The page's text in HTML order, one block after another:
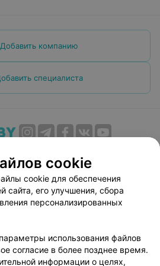
Добавить компанию
специалиста
Публичный договор
соглашение
Способы оплаты
Партнеры
руководителю 103.by
настройки cookie
cookie
cookie для обеспечения
сайта, его улучшения, сбора
персонализированных
использования файлов
согласие в более позднее время.
информации о целях,